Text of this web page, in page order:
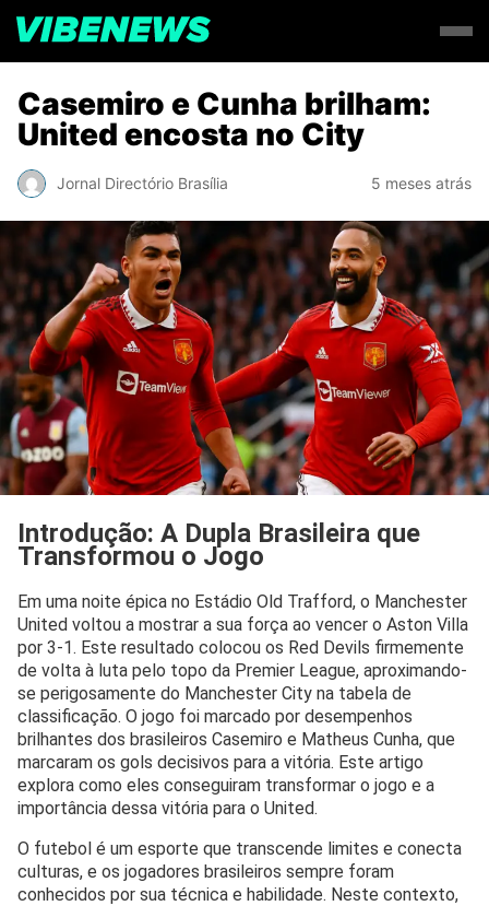
Casemiro e Cunha brilham:
United encosta no City
Jornal Directório Brasília 5 meses atrás
Introdução: A Dupla Brasileira que
Transformou o Jogo
Em uma noite épica no Estádio Old Trafford, o Manchester
United voltou a mostrar a sua força ao vencer o Aston Villa
por 3-1. Este resultado colocou os Red Devils firmemente
de volta à luta pelo topo da Premier League, aproximando-
se perigosamente do Manchester City na tabela de
classificação. O jogo foi marcado por desempenhos
brilhantes dos brasileiros Casemiro e Matheus Cunha, que
marcaram os gols decisivos para a vitória. Este artigo
explora como eles conseguiram transformar o jogo e a
importância dessa vitória para o United.
O futebol é um esporte que transcende limites e conecta
culturas, e os jogadores brasileiros sempre foram
conhecidos por sua técnica e habilidade. Neste contexto,